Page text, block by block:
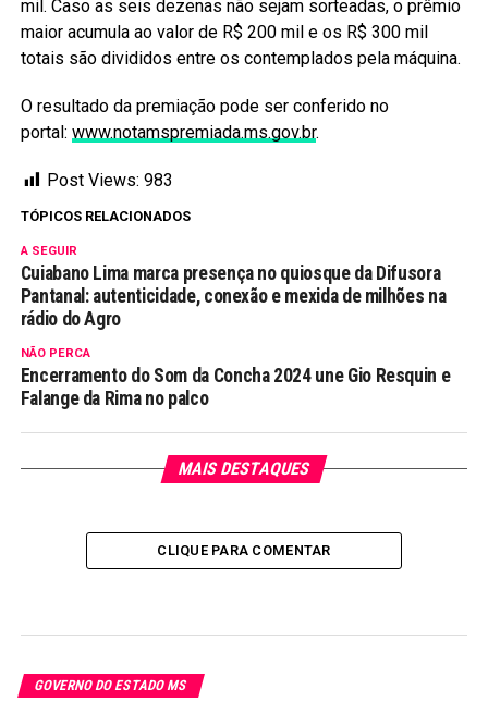
mil. Caso as seis dezenas não sejam sorteadas, o prêmio
maior acumula ao valor de R$ 200 mil e os R$ 300 mil
totais são divididos entre os contemplados pela máquina.
O resultado da premiação pode ser conferido no
portal: www.notamspremiada.ms.gov.br.
Post Views: 983
TÓPICOS RELACIONADOS
A SEGUIR
Cuiabano Lima marca presença no quiosque da Difusora
Pantanal: autenticidade, conexão e mexida de milhões na
rádio do Agro
NÃO PERCA
Encerramento do Som da Concha 2024 une Gio Resquin e
Falange da Rima no palco
MAIS DESTAQUES
CLIQUE PARA COMENTAR
GOVERNO DO ESTADO MS